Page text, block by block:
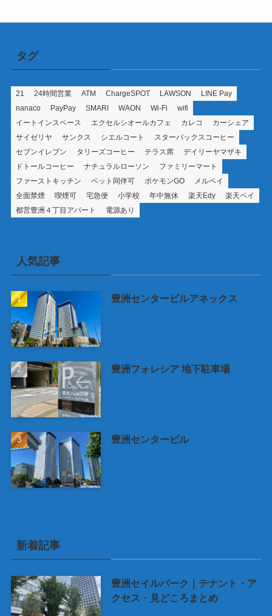
タグ
21 24時間営業 ATM ChargeSPOT LAWSON
LINE Pay
nanaco
PayPay SMARI WAON Wi-Fi
wifi
イートインスペース
エクセルシオールカフェ カレコ
カーシェア
サイゼリヤ
サンクス シエルコート
スターバックスコーヒー
セブンイレブン
タリーズコーヒー テラス席
デイリーヤマザキ
ドトールコーヒー
ナチュラルローソン
ファミリーマート
ファーストキッチン
ペット同伴可 ポケモンGO
メルペイ
全面禁煙
喫煙可 宅急便 小学校 年中無休 楽天Edy
楽天ペイ
都営豊洲４丁目アパート
電源あり
人気記事
豊洲センタービルアネックス
豊洲フォレシア 地下駐車場
豊洲センタービル
新着記事
豊洲セイルパーク｜テナント・ア
クセス・見どころまとめ